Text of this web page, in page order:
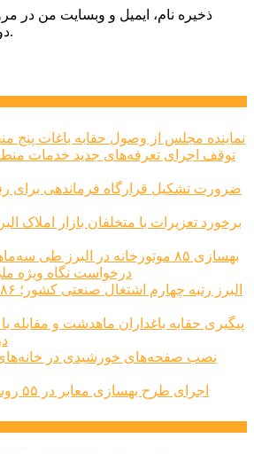
ذخیره نام، ایمیل و وبسایت من در
دوباره دیدگاهی می‌نویسم.
نماینده مجلس از وصول حقابه باغات پنج
بهسازی ۸۵ موتورخانه در البرز طی سه‌ماهه نخست امسال
درخواست نگاه ویژه
اجرای طرح بهسازی معابر در ۵۵ روستای استان البرز